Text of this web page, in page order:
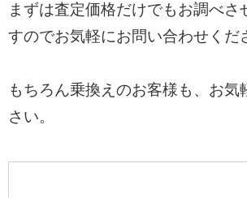
まずは査定価格だけでもお調べさ
すのでお気軽にお問い合わせくだ
もちろん乗換えのお客様も、お気
さい。